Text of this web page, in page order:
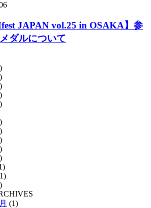
JAPAN vol.25 in OSAKA】参
ダルについて
(1)